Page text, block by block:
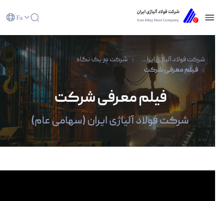
Fa
فیلم معرفی شرکت - شرکت فولاد آلیاژی
ایران(سهامی عام)شرکت فولاد آلیاژی ایران(سهامی عام)
شرکت در یک نگاه
فیلم معرفی شرکت
فیلم معرفی شرکت
شرکت فولاد آلیاژی ایران (سهامی عام)